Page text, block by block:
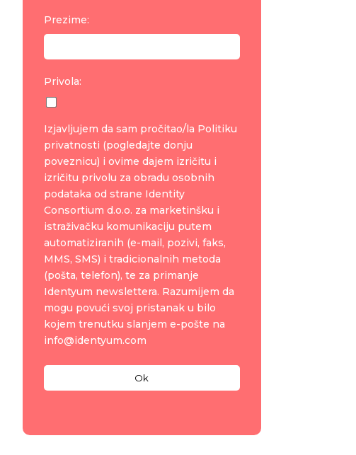
Prezime:
Privola:
Izjavljujem da sam pročitao/la Politiku
privatnosti (pogledajte donju
poveznicu) i ovime dajem izričitu i
izričitu privolu za obradu osobnih
podataka od strane Identity
Consortium d.o.o. za marketinšku i
istraživačku komunikaciju putem
automatiziranih (e-mail, pozivi, faks,
MMS, SMS) i tradicionalnih metoda
(pošta, telefon), te za primanje
Identyum newslettera. Razumijem da
mogu povući svoj pristanak u bilo
kojem trenutku slanjem e-pošte na
info@identyum.com